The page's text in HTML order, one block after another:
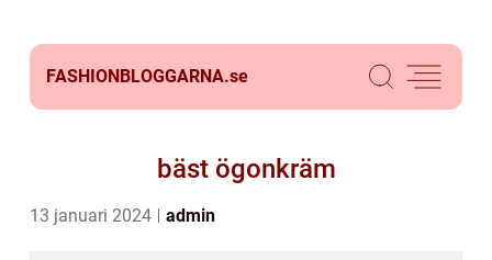
FASHIONBLOGGARNA.se
bäst ögonkräm
13 januari 2024 admin